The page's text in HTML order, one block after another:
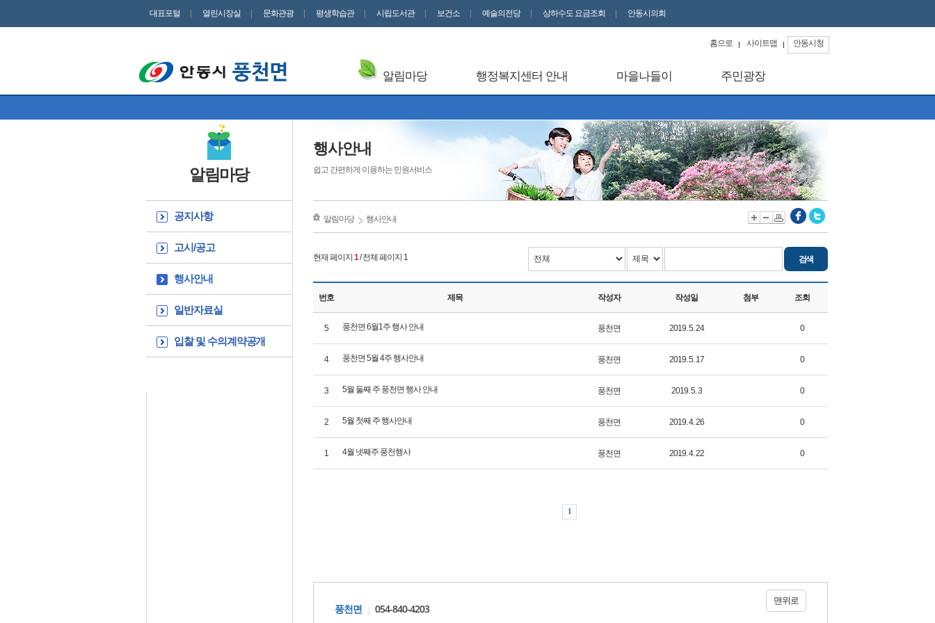
대표포털 열린시장실 문화관광 평생학습관 시립도서관 보건소 예술의전당 상하수도 요금조회 안동시의회
홈으로 사이트맵 안동시청
알림마당 행정복지센터 안내 마을나들이 주민광장
알림마당
공지사항
고시/공고
행사안내
일반자료실
입찰 및 수의계약공개
행사안내
쉽고 간편하게 이용하는 민원서비스
알림마당 행사안내
현재 페이지 1/ 전체 페이지 1
번호 제목 작성자 작성일 첨부 조회
5 풍천면 6월1주 행사 안내 풍천면 2019. 5. 24 0
4 풍천면 5월 4주 행사안내 풍천면 2019. 5. 17 0
3 5월 둘째 주 풍천면 행사 안내 풍천면 2019. 5. 3 0
2 5월 첫째 주 행사안내 풍천면 2019. 4. 26 0
1 4월 넷째주 풍천행사 풍천면 2019. 4. 22 0
1
풍천면 054-840-4203
맨위로